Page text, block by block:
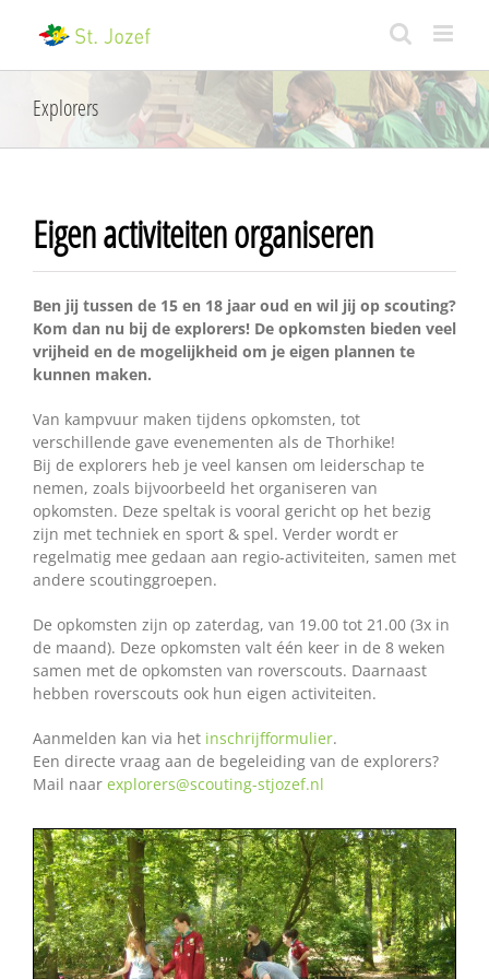
Explorers
Eigen activiteiten organiseren
Ben jij tussen de 15 en 18 jaar oud en wil jij op scouting?
Kom dan nu bij de explorers! De opkomsten bieden veel
vrijheid en de mogelijkheid om je eigen plannen te
kunnen maken.
Van kampvuur maken tijdens opkomsten, tot
verschillende gave evenementen als de Thorhike!
Bij de explorers heb je veel kansen om leiderschap te
nemen, zoals bijvoorbeeld het organiseren van
opkomsten. Deze speltak is vooral gericht op het bezig
zijn met techniek en sport & spel. Verder wordt er
regelmatig mee gedaan aan regio-activiteiten, samen met
andere scoutinggroepen.
De opkomsten zijn op zaterdag, van 19.00 tot 21.00 (3x in
de maand). Deze opkomsten valt één keer in de 8 weken
samen met de opkomsten van roverscouts. Daarnaast
hebben roverscouts ook hun eigen activiteiten.
Aanmelden kan via het inschrijfformulier.
Een directe vraag aan de begeleiding van de explorers?
Mail naar explorers@scouting-stjozef.nl